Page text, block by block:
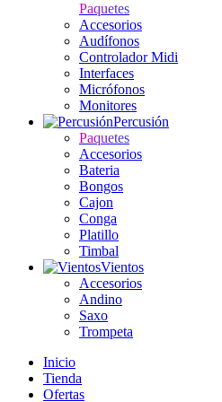
Paquetes
Accesorios
Audífonos
Controlador Midi
Interfaces
Micrófonos
Monitores
Percusión
Paquetes
Accesorios
Bateria
Bongos
Cajon
Conga
Platillo
Timbal
Vientos
Accesorios
Andino
Saxo
Trompeta
Inicio
Tienda
Ofertas